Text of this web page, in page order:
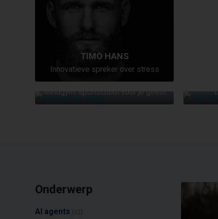
TIMO HANS
Innovatieve spreker over stress
Mindgym: sportschool voor je geest
Onderwerp
AI agents (22)